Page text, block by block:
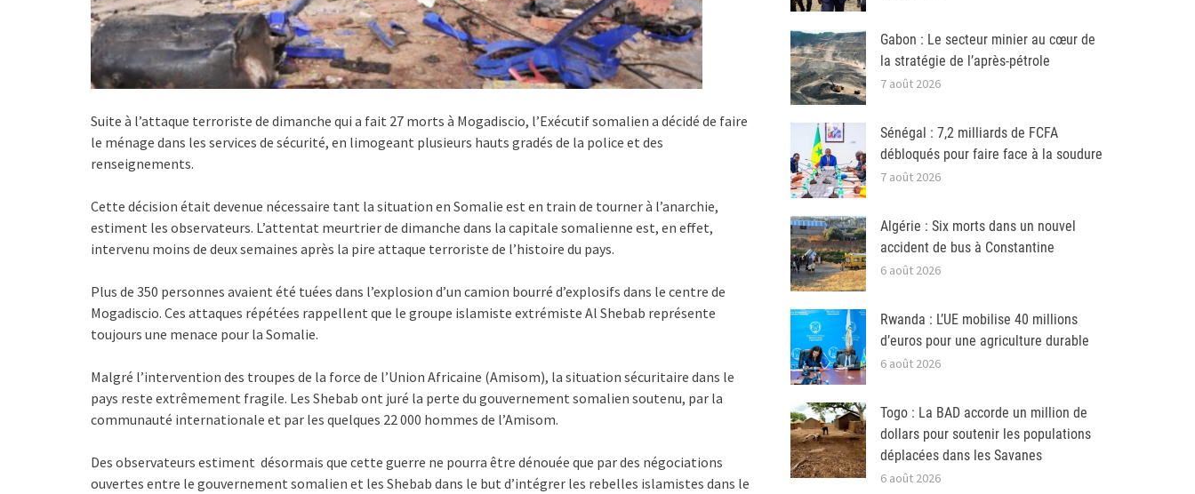
Suite à l’attaque terroriste de dimanche qui a fait 27 morts à Mogadiscio, l’Exécutif somalien a décidé de faire
le ménage dans les services de sécurité, en limogeant plusieurs hauts gradés de la police et des
renseignements.
Cette décision était devenue nécessaire tant la situation en Somalie est en train de tourner à l’anarchie,
estiment les observateurs. L’attentat meurtrier de dimanche dans la capitale somalienne est, en effet,
intervenu moins de deux semaines après la pire attaque terroriste de l’histoire du pays.
Plus de 350 personnes avaient été tuées dans l’explosion d’un camion bourré d’explosifs dans le centre de
Mogadiscio. Ces attaques répétées rappellent que le groupe islamiste extrémiste Al Shebab représente
toujours une menace pour la Somalie.
Malgré l’intervention des troupes de la force de l’Union Africaine (Amisom), la situation sécuritaire dans le
pays reste extrêmement fragile. Les Shebab ont juré la perte du gouvernement somalien soutenu, par la
communauté internationale et par les quelques 22 000 hommes de l’Amisom.
Des observateurs estiment désormais que cette guerre ne pourra être dénouée que par des négociations
ouvertes entre le gouvernement somalien et les Shebab dans le but d’intégrer les rebelles islamistes dans le
Gabon : Le secteur minier au cœur de
la stratégie de l’après-pétrole
7 août 2026
Sénégal : 7,2 milliards de FCFA
débloqués pour faire face à la soudure
7 août 2026
Algérie : Six morts dans un nouvel
accident de bus à Constantine
6 août 2026
Rwanda : L’UE mobilise 40 millions
d’euros pour une agriculture durable
6 août 2026
Togo : La BAD accorde un million de
dollars pour soutenir les populations
déplacées dans les Savanes
6 août 2026